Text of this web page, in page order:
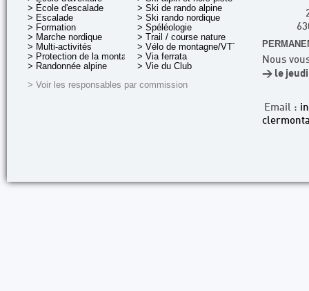
> École d'escalade
> Escalade
> Formation
> Marche nordique
> Multi-activités
> Protection de la montagne
> Randonnée alpine
> Ski de rando alpine
> Ski rando nordique
> Spéléologie
> Trail / course nature
> Vélo de montagne/VTT
> Via ferrata
> Vie du Club
> Voir les responsables par commission
Nous
> le jeudi
Email :